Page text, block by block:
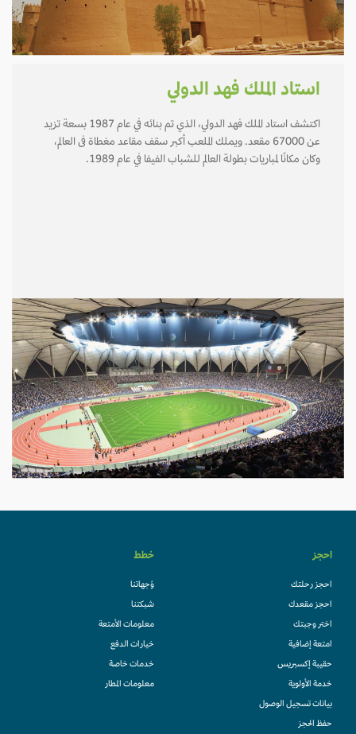
استاد الملك فهد الدولي
اكتشف استاد الملك فهد الدولي، الذي تم بنائه في عام 1987 بسعة تزيد
عن 67000 مقعد. ويملك الملعب أكبر سقف مقاعد مغطاة فى العالم،
وكان مكانًا لمباريات بطولة العالم للشباب الفيفا في عام 1989.
احجز
احجز رحلتك
احجز مقعدك
اختر وجبتك
امتعة إضافية
حقيبة إكسبريس
خدمة الأولوية
بيانات تسجيل الوصول
حفظ الحجز
خطط
وُجهاتنا
شبكتنا
معلومات الأمتعة
خيارات الدفع
خدمات خاصة
معلومات المطار